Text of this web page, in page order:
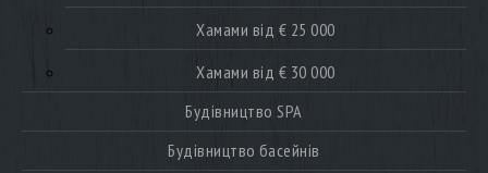
Хамами від € 25 000
Хамами від € 30 000
Будівництво SPA
Будівництво басейнів